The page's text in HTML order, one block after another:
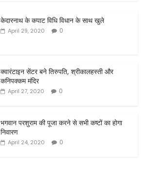
ai ar
e
केदारनाथ के कपाट विधि विधान के साथ खुले
April 29, 2020 0
क्वारंटाइन सेंटर बने तिरुपति, श्रीकालहस्ती और
कनिपक्कम मंदिर
April 27, 2020 0
भगवान परशुराम की पूजा करने से सभी कष्टों का होगा
निवारण
April 24, 2020 0